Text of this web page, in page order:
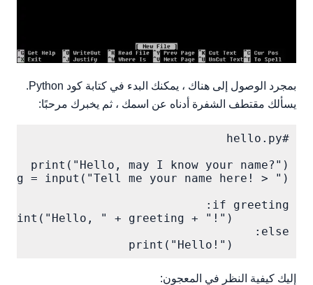
بمجرد الوصول إلى هناك ، يمكنك البدء في كتابة كود Python.
يسألك مقتطف الشفرة أدناه عن اسمك ، ثم يخبرك مرحبًا:
إليك كيفية النظر في المعجون: